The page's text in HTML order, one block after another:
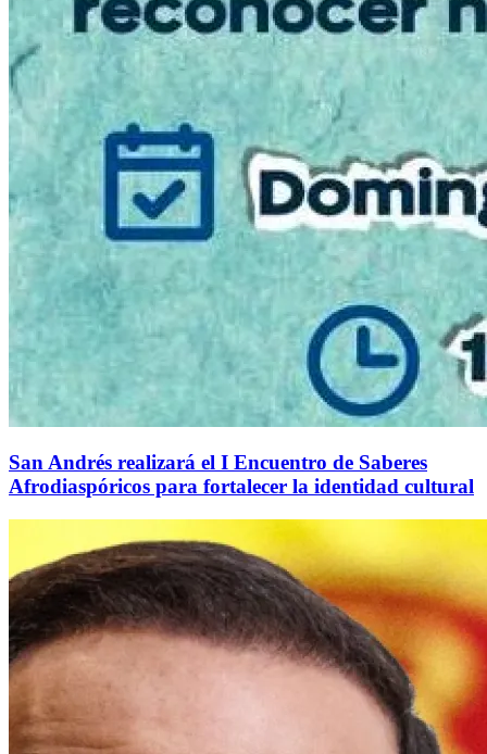
San Andrés realizará el I Encuentro de Saberes
Afrodiaspóricos para fortalecer la identidad cultural